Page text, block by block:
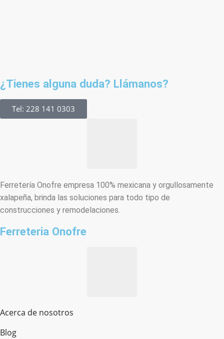
¿Tienes alguna duda? Llámanos?
Tel: 228 141 0303
Ferretería Onofre empresa 100% mexicana y orgullosamente
xalapeña, brinda las soluciones para todo tipo de
construcciones y remodelaciones.
Ferreteria Onofre
Acerca de nosotros
Blog